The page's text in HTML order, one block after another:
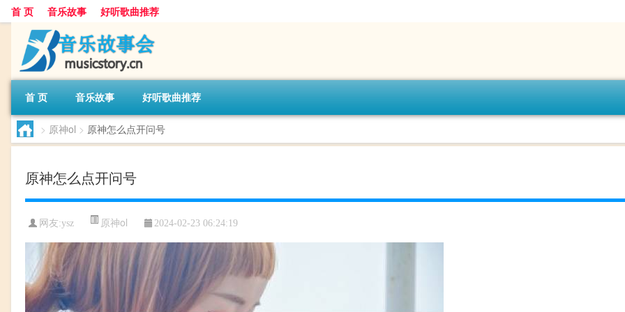
首 页 音乐故事 好听歌曲推荐
首 页 音乐故事 好听歌曲推荐
> 原神ol > 原神怎么点开问号
原神怎么点开问号
网友:ysz 原神ol 2024-02-23 06:24:19